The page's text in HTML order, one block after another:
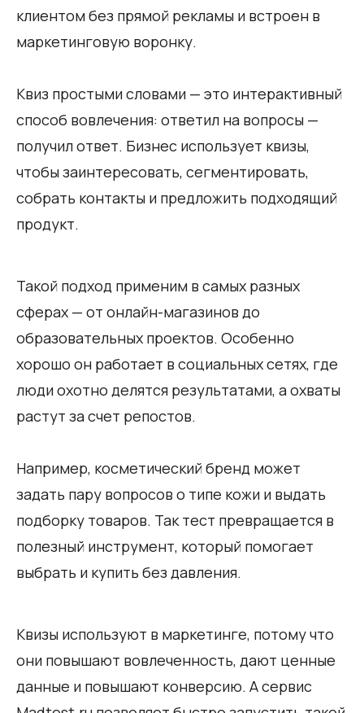
клиентом без прямой рекламы и встроен в
маркетинговую воронку.
Квиз простыми словами — это интерактивный
способ вовлечения: ответил на вопросы —
получил ответ. Бизнес использует квизы,
чтобы заинтересовать, сегментировать,
собрать контакты и предложить подходящий
продукт.
Такой подход применим в самых разных
сферах — от онлайн-магазинов до
образовательных проектов. Особенно
хорошо он работает в социальных сетях, где
люди охотно делятся результатами, а охваты
растут за счет репостов.
Например, косметический бренд может
задать пару вопросов о типе кожи и выдать
подборку товаров. Так тест превращается в
полезный инструмент, который помогает
выбрать и купить без давления.
Квизы используют в маркетинге, потому что
они повышают вовлеченность, дают ценные
данные и повышают конверсию. А сервис